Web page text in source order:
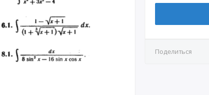
Поделиться